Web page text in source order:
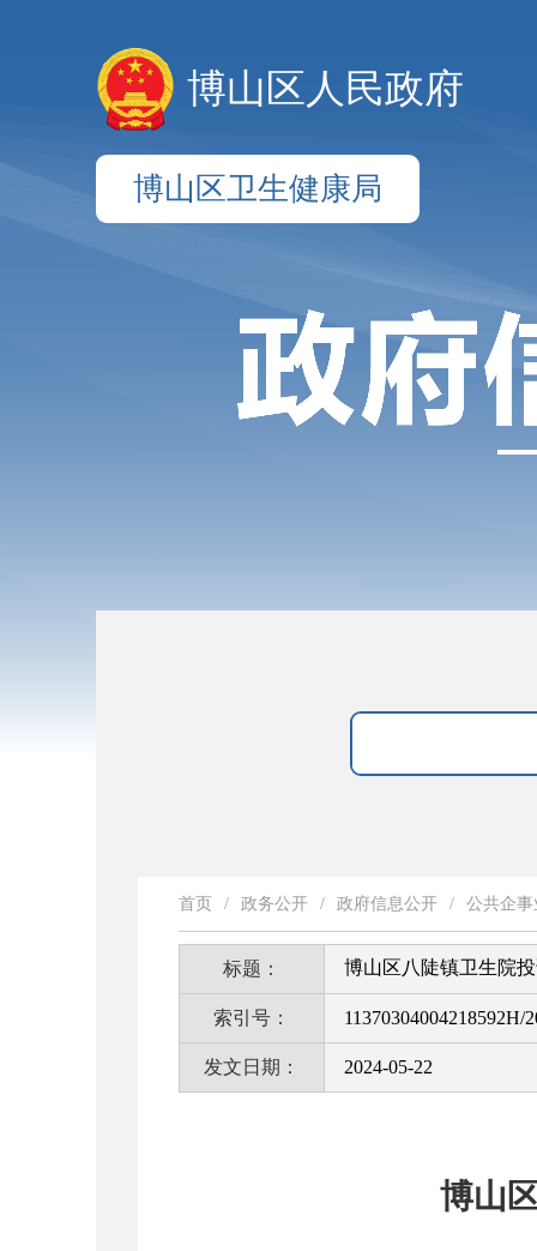
博山区人民政府
博山区卫生健康局
首页 / 政务公开 / 政府信息公开 / 公共企
标题： 博山区八陡镇卫生院
索引号： 11370304004218592H/
发文日期： 2024-05-22
博山